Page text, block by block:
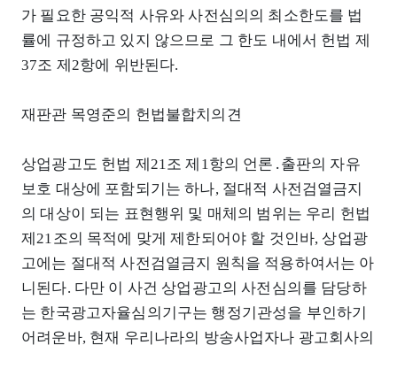
가 필요한 공익적 사유와 사전심의의 최소한도를 법
률에 규정하고 있지 않으므로 그 한도 내에서 헌법 제
37조 제2항에 위반된다.
재판관 목영준의 헌법불합치의견
상업광고도 헌법 제21조 제1항의 언론․출판의 자유
보호 대상에 포함되기는 하나, 절대적 사전검열금지
의 대상이 되는 표현행위 및 매체의 범위는 우리 헌법
제21조의 목적에 맞게 제한되어야 할 것인바, 상업광
고에는 절대적 사전검열금지 원칙을 적용하여서는 아
니된다. 다만 이 사건 상업광고의 사전심의를 담당하
는 한국광고자율심의기구는 행정기관성을 부인하기
어려운바, 현재 우리나라의 방송사업자나 광고회사의